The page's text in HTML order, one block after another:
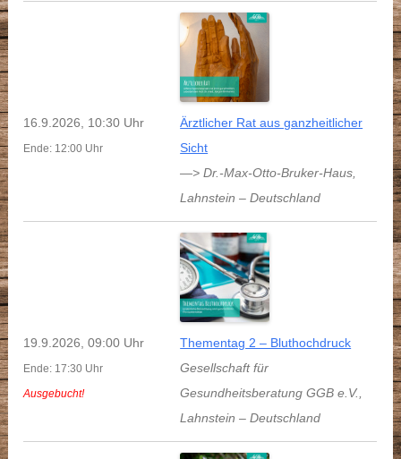
16.9.2026, 10:30 Uhr
Ende: 12:00 Uhr
Ärztlicher Rat aus ganzheitlicher
Sicht
—> Dr.-Max-Otto-Bruker-Haus,
Lahnstein –Deutschland
19.9.2026, 09:00 Uhr
Ende: 17:30 Uhr
Ausgebucht!
Thementag 2 – Bluthochdruck
Gesellschaft für
Gesundheitsberatung GGB e.V.,
Lahnstein –Deutschland